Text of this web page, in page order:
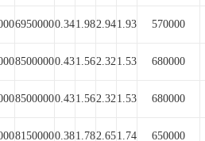
69500000.341.982.941.93 570000
85000000.431.562.321.53 680000
85000000.431.562.321.53 680000
81500000.381.782.651.74 650000